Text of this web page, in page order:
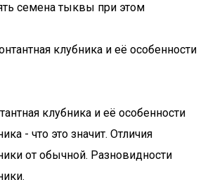
семена тыквы при этом
клубника и её особенности
- что это значит. Отличия
от обычной. Разновидности